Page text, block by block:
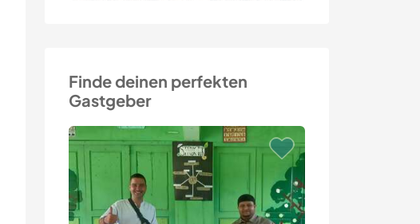
Finde deinen perfekten
Gastgeber